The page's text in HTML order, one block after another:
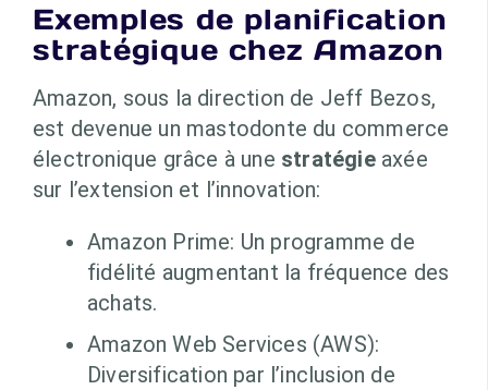
Exemples de planification
stratégique chez Amazon
Amazon, sous la direction de Jeff Bezos,
est devenue un mastodonte du commerce
électronique grâce à une stratégieaxée
sur l’extension et l’innovation:
Amazon Prime: Un programme de
fidélité augmentant la fréquence des
achats.
Amazon Web Services (AWS):
Diversification par l’inclusion de